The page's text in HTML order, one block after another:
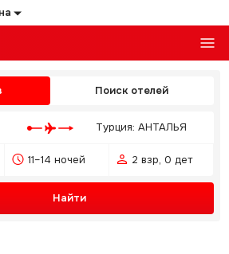
Поиск отелей
Турция: АНТАЛЬЯ
11–14 ночей 2 взр, 0 дет
Найти